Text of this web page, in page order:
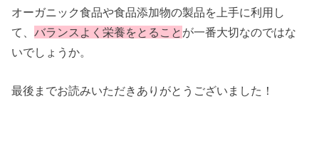
オーガニック食品や食品添加物の製品を上手に利用し
て、バランスよく栄養をとること が一番大切なのではな
いでしょうか。
最後までお読みいただきありがとうございました！